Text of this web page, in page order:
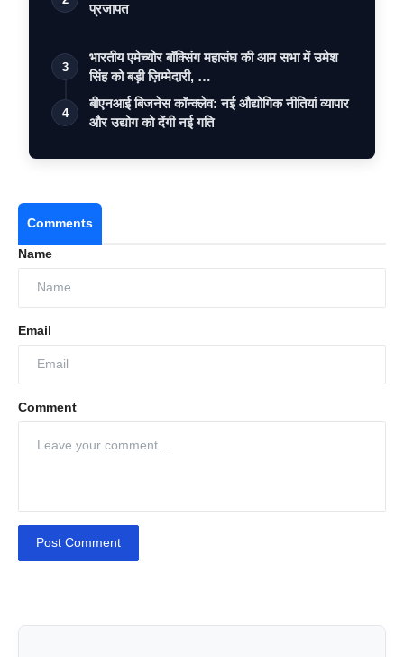
प्रजापत
3
भारतीय एमेच्योर बॉक्सिंग महासंघ की आम सभा में उमेश
सिंह को बड़ी ज़िम्मेदारी, …
4
बीएनआई बिजनेस कॉन्क्लेव: नई औद्योगिक नीतियां व्यापार
और उद्योग को देंगी नई गति
Comments
Name
Email
Comment
Post Comment